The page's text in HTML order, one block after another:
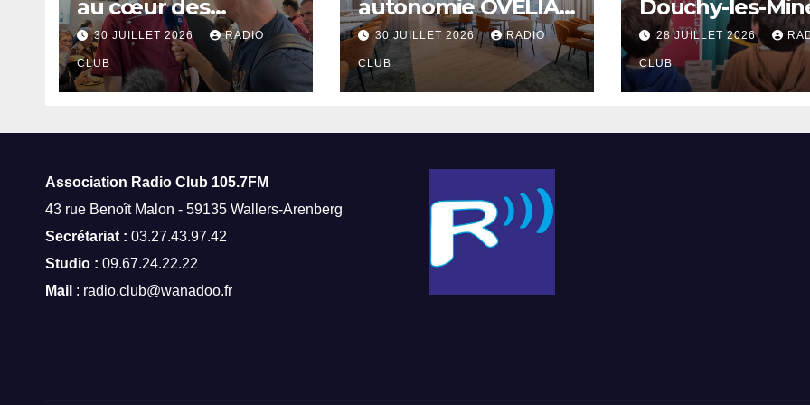
au cœur des
thermes de Saint-
Amand-les-Eaux
30 JUILLET 2026 RADIO
CLUB
autonomie OVELIA
à Saint-Saulve
30 JUILLET 2026 RADIO
CLUB
Douchy-les-
28 JUILLET 2026
CLUB
Association Radio Club 105.7FM
43 rue Benoît Malon - 59135 Wallers-Arenberg
Secrétariat : 03.27.43.97.42
Studio : 09.67.24.22.22
Mail : radio.club@wanadoo.fr